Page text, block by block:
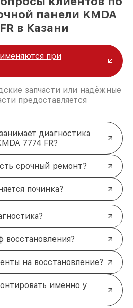
панели KMDA
в Казани
при
запчасти или надёжные
предоставляется
диагностика
7774 FR?
срочный ремонт?
починка?
восстановления?
на восстановление?
именно у